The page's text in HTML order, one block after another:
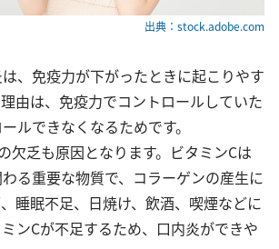
出典：stock.adobe.com
は、免疫力が下がったときに起こりやす
由は、免疫力でコントロールしていた
ルできなくなるためです。
欠乏も原因となります。ビタミンCは
る重要な物質で、コラーゲンの産生に
睡眠不足、日焼け、飲酒、喫煙などに
ンCが不足するため、口内炎ができや